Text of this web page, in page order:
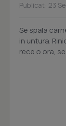
Publicat: 23
Se spala
in untura.
rece o ora,